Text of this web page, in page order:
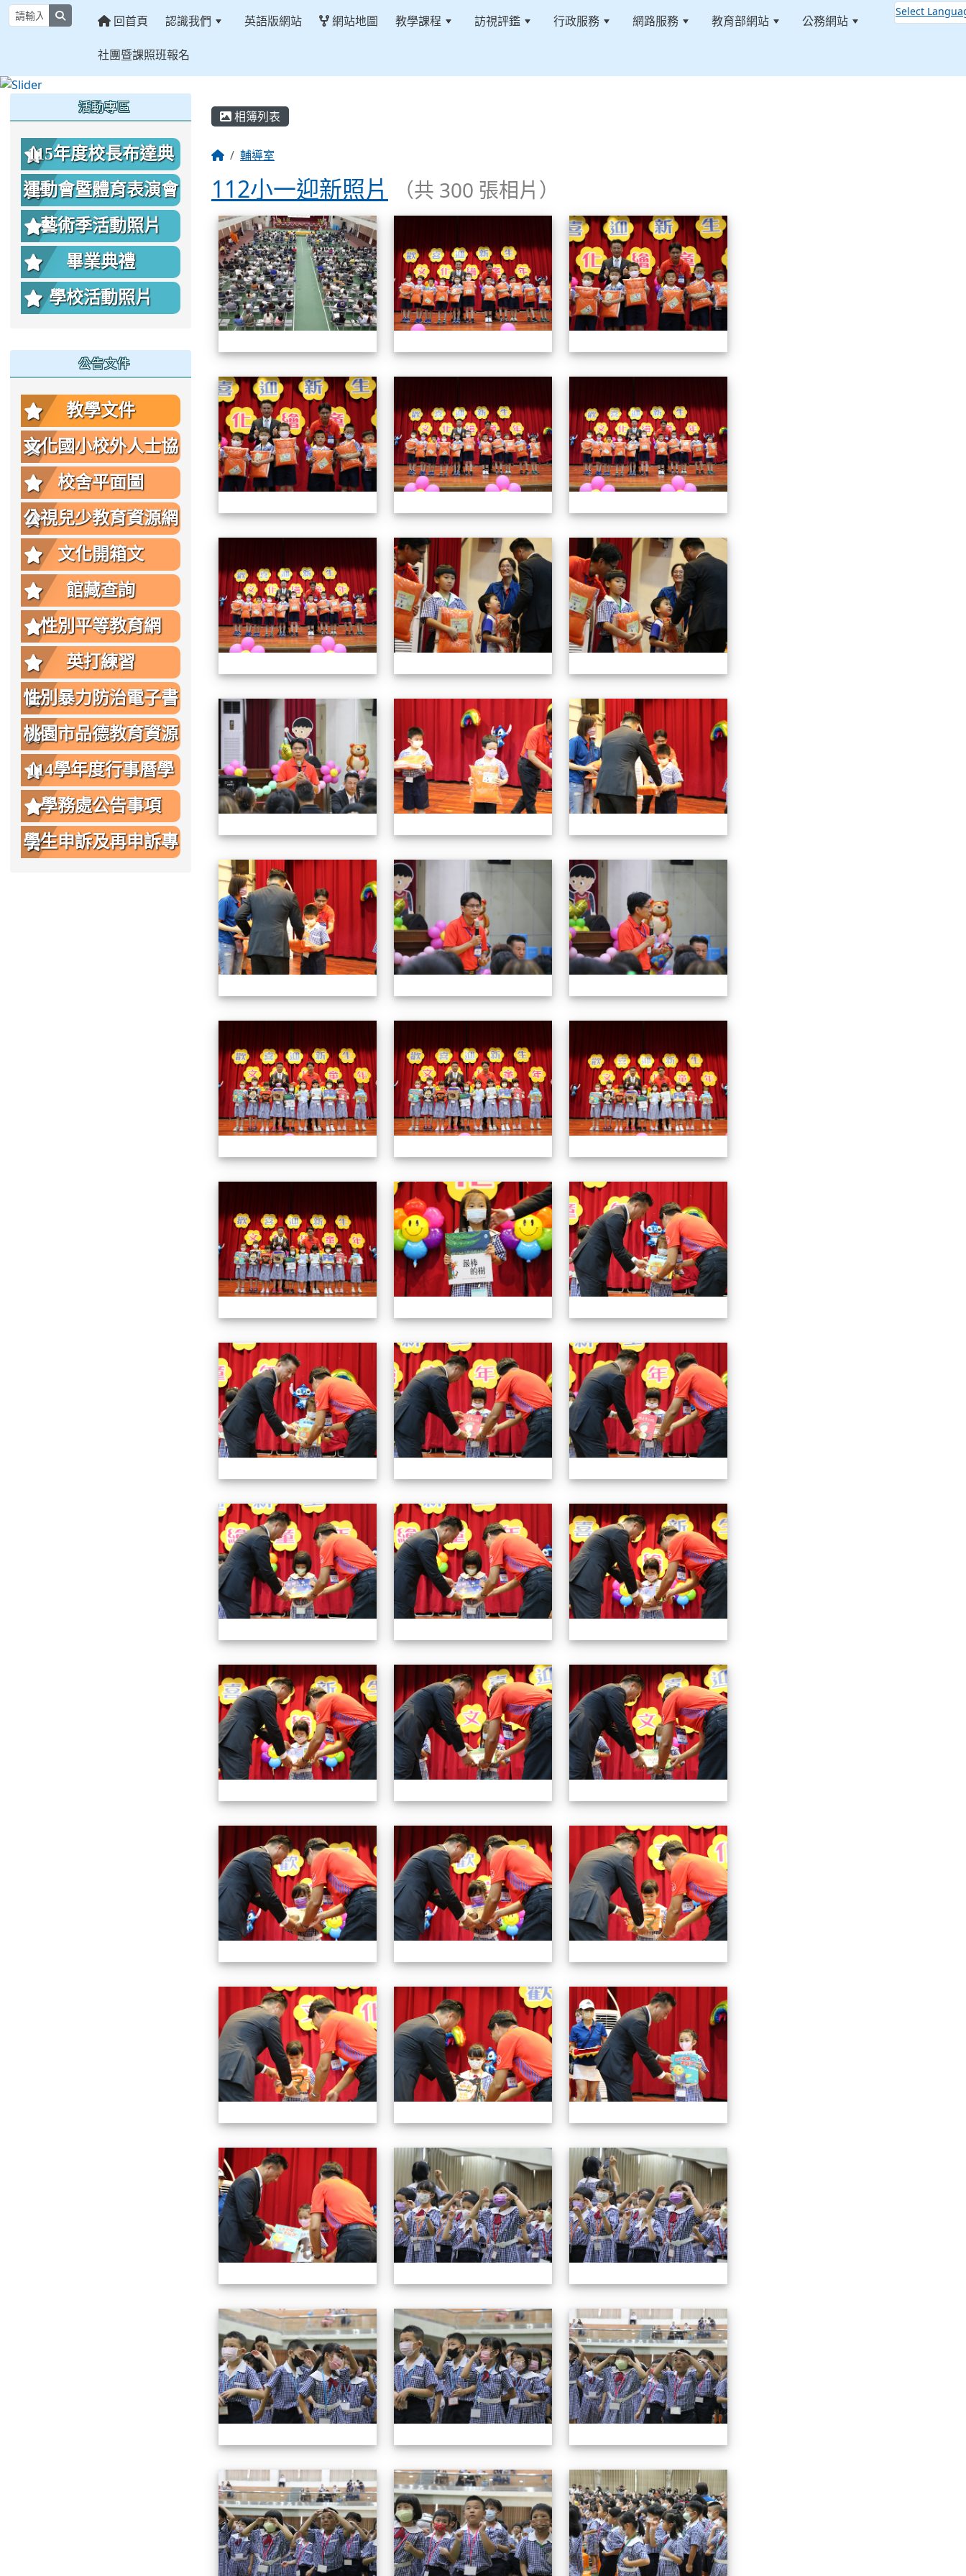
回首頁 認識我們 英語版網站 網站地圖 教學課程 訪視評鑑 行政服務 網路服務 教育部網站 公務網站
社團暨課照班報名
Select
相簿列表
輔導室
112小一迎新照片 （共 300 張相片）
相簿列表 112小一迎新照片 112小一迎新照片
112小一迎新照片
112小一迎新照片 112小一迎新照片 112小一迎新照片
112小一迎新照片
112小一迎新照片 112小一迎新照片
112小一迎新照片 112小一迎新照片
112小一迎新照片 112小一迎新照片
112小一迎新照片 112小一迎新照片 112小一迎新照片
112小一迎新照片 112小一迎新照片 112小一迎新照片
112小一迎新照片 112小一迎新照片 112小一迎新照片
112小一迎新照片 112小一迎新照片
112小一迎新照片 112小一迎新照片
112小一迎新照片 112小一迎新照片 112小一迎新照片
112小一迎新照片 112小一迎新照片
活動專區
115年度校長布達典
禮照片
運動會暨體育表演會
照片
藝術季活動照片
畢業典禮
學校活動照片
公告文件
教學文件
文化國小校外人士協
助教學或活動要點
校舍平面圖
公視兒少教育資源網
文化開箱文
館藏查詢
性別平等教育網
英打練習
性別暴力防治電子書
桃園市品德教育資源
網
114學年度行事曆學
生版
學務處公告事項
學生申訴及再申訴專